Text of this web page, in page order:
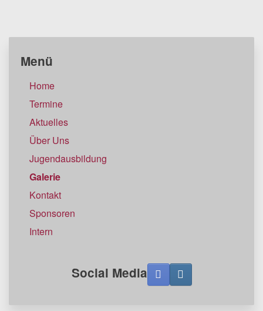
Menü
Home
Termine
Aktuelles
Über Uns
Jugendausbildung
Galerie
Kontakt
Sponsoren
Intern
Social Media